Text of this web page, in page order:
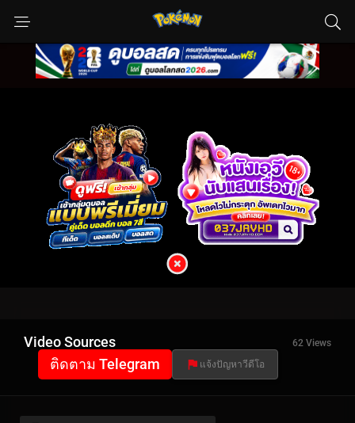
Video Sources 62 Views
ติดตาม Telegram แจ้งปัญหาวีดีโอ